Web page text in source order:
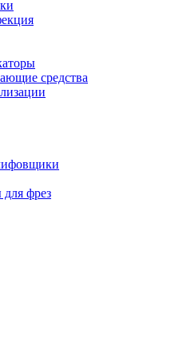
средства
фрез